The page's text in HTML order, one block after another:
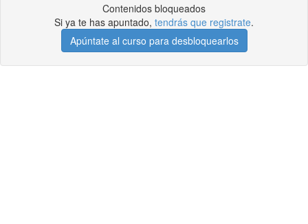
Contenidos bloqueados
Si ya te has apuntado, tendrás que registrate.
Apúntate al curso para desbloquearlos